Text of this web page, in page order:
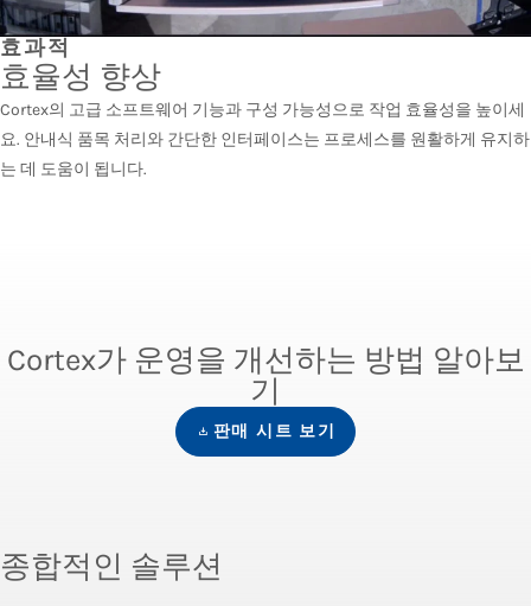
효과적
효율성 향상
Cortex의 고급 소프트웨어 기능과 구성 가능성으로 작업 효율성을 높이세
요. 안내식 품목 처리와 간단한 인터페이스는 프로세스를 원활하게 유지하
는 데 도움이 됩니다.
Cortex가 운영을 개선하는 방법 알아보
기
판매 시트 보기
종합적인 솔루션